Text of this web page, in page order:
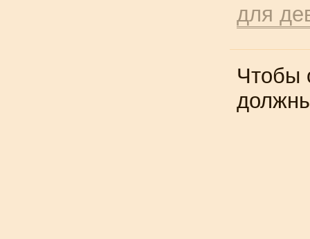
для
Чтобы